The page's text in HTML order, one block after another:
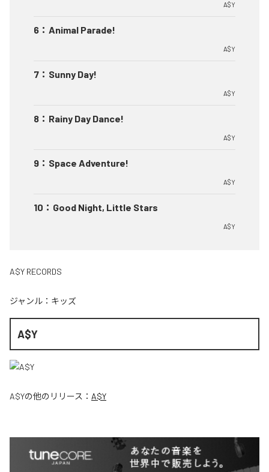
A$Y
6 ： Animal Parade!
A$Y
7 ： Sunny Day!
A$Y
8 ： Rainy Day Dance!
A$Y
9 ： Space Adventure!
A$Y
10 ： Good Night, Little Stars
A$Y
A$Y RECORDS
ジャンル： キッズ
A$Y
A$Yの他のリリース： A$Y